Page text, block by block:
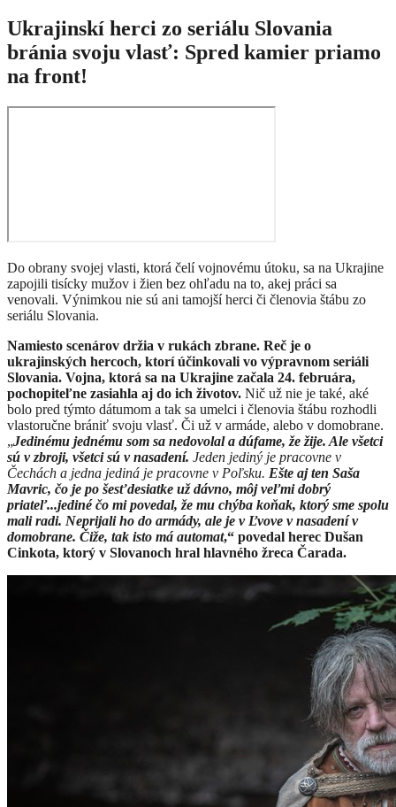
Ukrajinskí herci zo seriálu Slovania
bránia svoju vlasť: Spred kamier priamo
na front!
Do obrany svojej vlasti, ktorá čelí vojnovému útoku, sa na Ukrajine
zapojili tisícky mužov i žien bez ohľadu na to, akej práci sa
venovali. Výnimkou nie sú ani tamojší herci či členovia štábu zo
seriálu Slovania.
Namiesto scenárov držia v rukách zbrane. Reč je o
ukrajinských hercoch, ktorí účinkovali vo výpravnom seriáli
Slovania. Vojna, ktorá sa na Ukrajine začala 24. februára,
pochopiteľne zasiahla aj do ich životov. Nič už nie je také, aké
bolo pred týmto dátumom a tak sa umelci i členovia štábu rozhodli
vlastoručne brániť svoju vlasť. Či už v armáde, alebo v domobrane.
„Jedinému jednému som sa nedovolal a dúfame, že žije. Ale všetci
sú v zbroji, všetci sú v nasadení. Jeden jediný je pracovne v
Čechách a jedna jediná je pracovne v Poľsku. Ešte aj ten Saša
Mavric, čo je po šesťdesiatke už dávno, môj veľmi dobrý
priateľ...jediné čo mi povedal, že mu chýba koňak, ktorý sme spolu
mali radi. Neprijali ho do armády, ale je v Ľvove v nasadení v
domobrane. Čiže, tak isto má automat,“ povedal herec Dušan
Cinkota, ktorý v Slovanoch hral hlavného žreca Čarada.